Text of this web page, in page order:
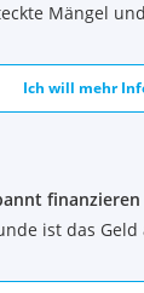
Mängel
Ich will mehr
finanzieren
ist das